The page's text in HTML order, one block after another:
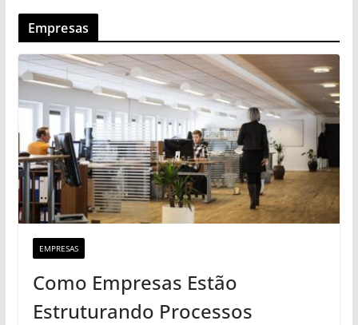
Empresas
EMPRESAS
Como Empresas Estão
Estruturando Processos